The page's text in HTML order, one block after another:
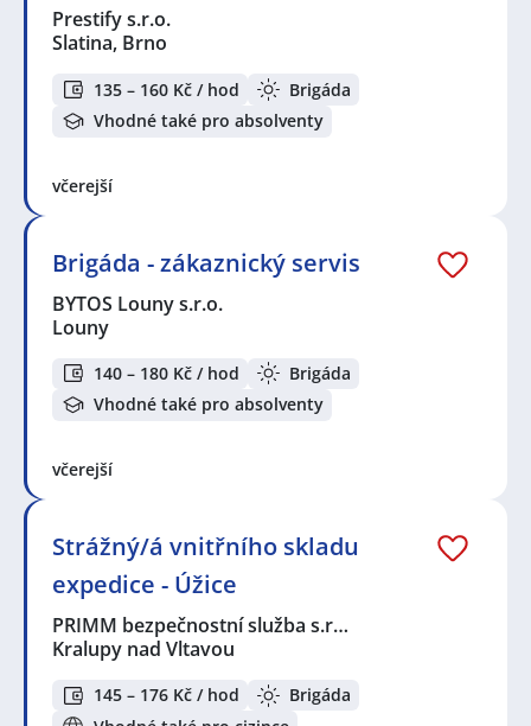
Prestify s.r.o.
Slatina, Brno
135 – 160 Kč / hod
Brigáda
Vhodné také pro absolventy
včerejší
Brigáda - zákaznický servis
BYTOS Louny s.r.o.
Louny
140 – 180 Kč / hod
Brigáda
Vhodné také pro absolventy
včerejší
Strážný/á vnitřního skladu
expedice - Úžice
PRIMM bezpečnostní služba s.r…
Kralupy nad Vltavou
145 – 176 Kč / hod
Brigáda